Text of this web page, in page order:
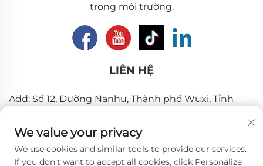
trong môi trường.
LIÊN HỆ
Add: Số 12, Đường Nanhu, Thành phố Wuxi, Tỉnh
Email:[email protected]
Điện thoại:+86-18018310578
We value your privacy
We use cookies and similar tools to provide our services.
If you don't want to accept all cookies, click Personalize